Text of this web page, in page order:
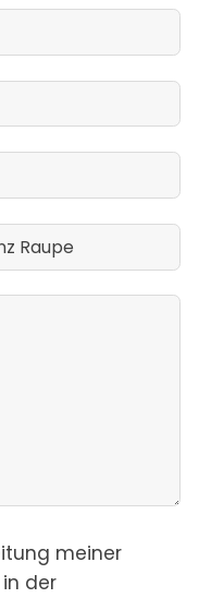
meiner
der